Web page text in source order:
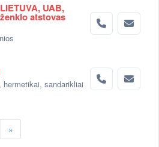
UAB,
atstovas
hermetikai, sandarikliai
»